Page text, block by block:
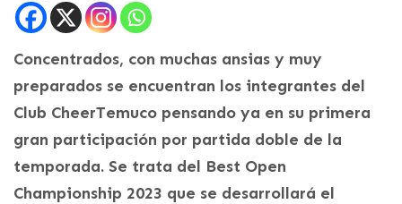
Concentrados, con muchas ansias y muy
preparados se encuentran los integrantes del
Club CheerTemuco pensando ya en su primera
gran participación por partida doble de la
temporada. Se trata del Best Open
Championship 2023 que se desarrollará el